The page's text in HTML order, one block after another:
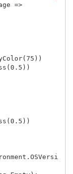
=>
( 75 ))
( 0.5 ))
( 0.5 ))
. OSVersi